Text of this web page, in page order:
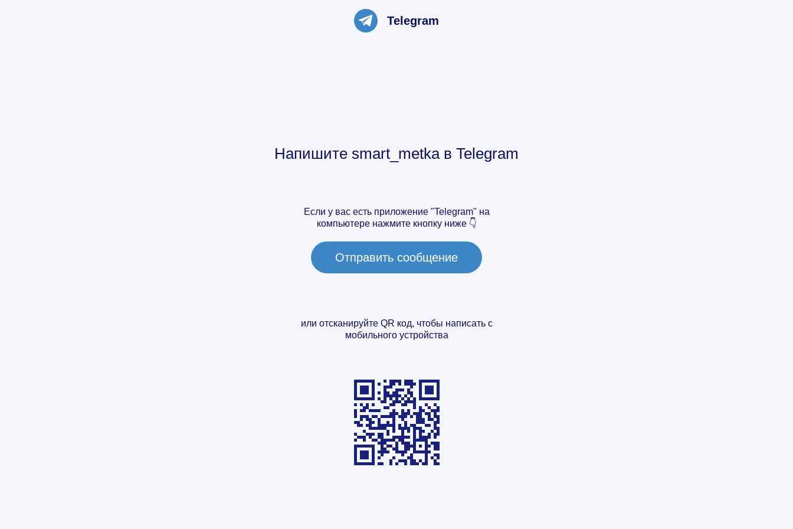
Telegram
Напишите smart_metkaв Telegram
Если у вас есть приложение "Telegram" на
компьютере нажмите кнопку ниже 👇
Отправить сообщение
или отсканируйте QR код, чтобы написать с
мобильного устройства